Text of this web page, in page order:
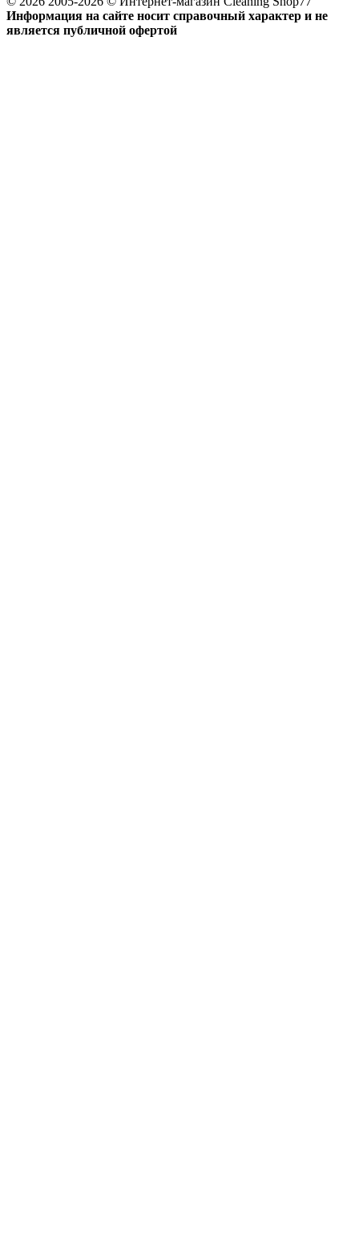
Информация на сайте носит справочный характер и не
является публичной офертой